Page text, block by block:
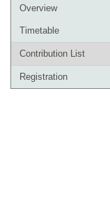
Overview
Timetable
Contribution List
Registration